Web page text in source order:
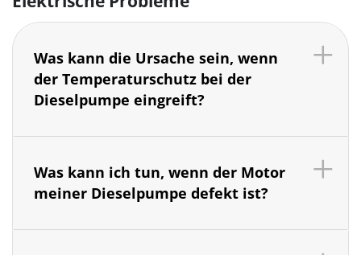
Was kann die Ursache sein, wenn
der Temperaturschutz bei der
Dieselpumpe eingreift?
Was kann ich tun, wenn der Motor
meiner Dieselpumpe defekt ist?